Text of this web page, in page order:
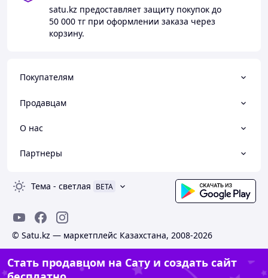
satu.kz предоставляет защиту покупок до
50 000 тг при оформлении заказа через
корзину.
Покупателям
Продавцам
О нас
Партнеры
Тема - светлая BETA
© Satu.kz — маркетплейс Казахстана, 2008-2026
Стать продавцом на Сату и создать сайт